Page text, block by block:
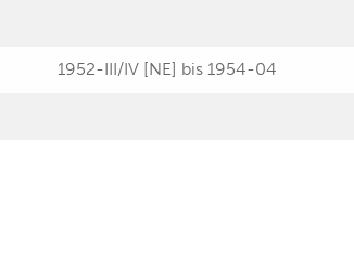
1952-III/IV [NE] bis 1954-04